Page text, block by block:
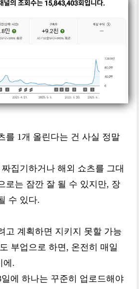
를 1개 올린다는 건 사실 정말
집기하거나 해외 쇼츠를 그대
로는 잠깐 잘 될 수 있지만, 장
수 있다.
고 계획하면 지키지 못할 가능
부업으로 하면, 온전히 매일
에.
에 하나는 꾸준히 업로드해야